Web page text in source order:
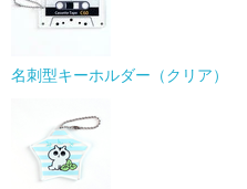
名刺型キーホルダー（クリア）